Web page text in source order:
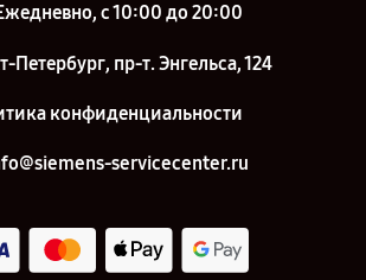
с 10:00 до 20:00
Петербург, пр-т. Энгельса, 124
конфиденциальности
servicecenter.ru